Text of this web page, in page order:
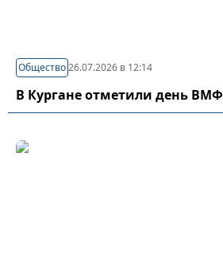
Общество26.07.2026 в 12:14
В Кургане отметили день ВМФ